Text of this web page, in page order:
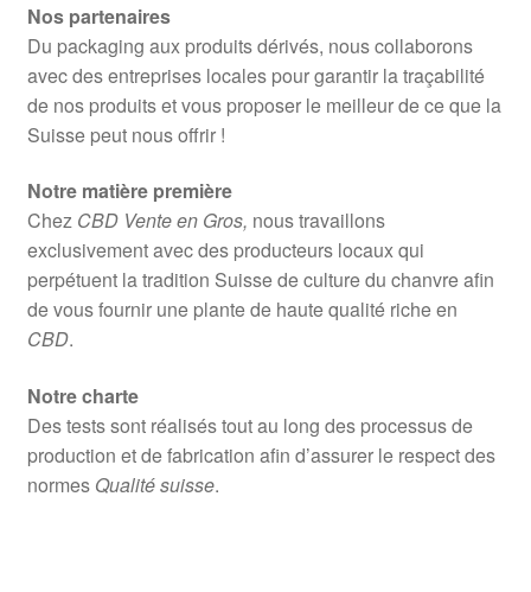
Nos partenaires
Du packaging aux produits dérivés, nous collaborons
avec des entreprises locales pour garantir la traçabilité
de nos produits et vous proposer le meilleur de ce que la
Suisse peut nous offrir !
Notre matière première
Chez CBD Vente en Gros, nous travaillons
exclusivement avec des producteurs locaux qui
perpétuent la tradition Suisse de culture du chanvre afin
de vous fournir une plante de haute qualité riche en
CBD.
Notre charte
Des tests sont réalisés tout au long des processus de
production et de fabrication afin d’assurer le respect des
normes Qualité suisse.